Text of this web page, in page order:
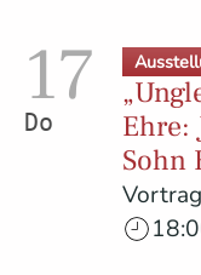
17
Donnerstag
Ehre:
Sohn